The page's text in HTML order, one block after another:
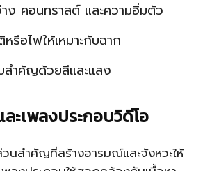
ง คอนทราสต์ และความอิ่มตัว
รือไฟให้เหมาะกับฉาก
สำคัญด้วยสีและแสง
ะเพลงประกอบวิดีโอ
วนสำคัญที่สร้างอารมณ์และจังหวะให้